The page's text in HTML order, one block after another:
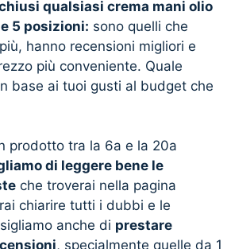
qualsiasi crema mani olio
5 posizioni: sono quelli che
hanno recensioni migliori e
più conveniente. Quale
base ai tuoi gusti al budget che
prodotto tra la 6a e la 20a
di leggere bene le
che troverai nella pagina
chiarire tutti i dubbi e le
anche di prestare
, specialmente quelle da 1